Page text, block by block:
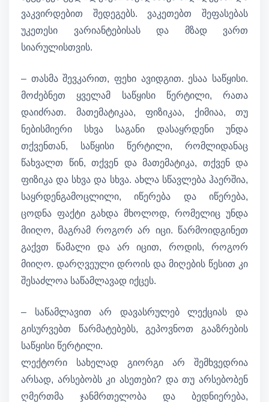
ვაკვირდებით შედეგებს. ვაკეთებთ შეფასებას
უკეთესი ვარიანტებისას და მზად ვართ
სიარულისთვის.
– თასმა შევკარით, ფეხი ავიდგით. ესაა საწყისი.
მოძებნეთ ყველამ საწყისი წერტილი, რათა
დაიძრათ. მათემატიკაა, ფიზიკაა, ქიმიაა, თუ
ნებისმიერი სხვა საგანი დასაყრდენი უნდა
თქვენთან, საწყისი წერტილი, რომლიდანაც
წახვალთ წინ, თქვენ და მათემატიკა, თქვენ და
ფიზიკა და სხვა და სხვა. ახლა სწავლება ჰაერშია,
საყრდენგამოცლილი, იწერება და იწერება,
ცოდნა ფაქტი გახდა მხოლოდ, რომელიც უნდა
მიიღო, მაგრამ როგორ არ იცი. წარმოიდგინეთ
გაქვთ წამალი და არ იცით, როდის, როგორ
მიიღო. დარღვეული დროის და მიღების წესით კი
შესაძლოა საწამლავად იქცეს.
– საწამლავით არ დავასრულებ ლექციას და
გისურვებთ წარმატებებს, გეპოვნოთ გააზრების
საწყისი წერტილი.
ლექტორი სახელად გიორგი არ შემხვედრია
არსად, არსებობს კი ასეთები? და თუ არსებობენ
ღმერთმა ჯანმრთელობა და ბედნიერება,